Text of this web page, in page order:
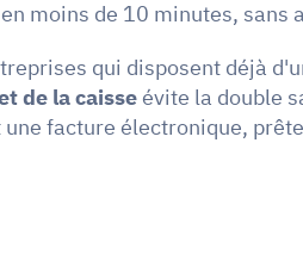
en moins de 10 minutes, sans
qui disposent déjà
de la caisse évite la double
facture électronique,